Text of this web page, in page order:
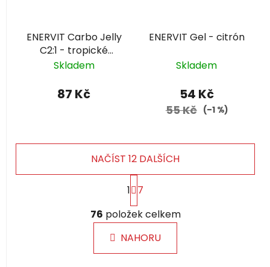
ENERVIT Carbo Jelly
C2:1 - tropické
ovoce
Skladem
87 Kč
ENERVIT Gel - citrón
Skladem
54 Kč
55 Kč (–1 %)
O
v
l
á
d
NAČÍST 12 DALŠÍCH
S
t
r
á
n
k
1
7
76 položek celkem
NAHORU